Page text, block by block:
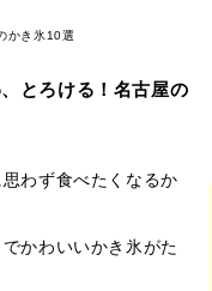
とろける！名古屋の
わず食べたくなるか
かわいいかき氷がた